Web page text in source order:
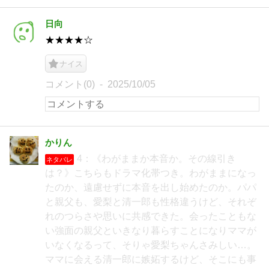
日向
★★★★☆
ナイス
コメント(0) 2025/10/05
かりん
ネタバレ
4：《わがままか本音か。その線引き
は？》こちらもドラマ化帯つき。わがままになっ
たのか、遠慮せずに本音を出し始めたのか。パパ
と親父も、愛梨と清一郎も性格違うけど、それぞ
れのつらさや思いに共感できた。会ったこともな
い強面の親父といきなり暮らすことになりママが
いなくなるって、そりゃ愛梨ちゃんさみしい…。
ママに会える清一郎に嫉妬するけど、そこにも事